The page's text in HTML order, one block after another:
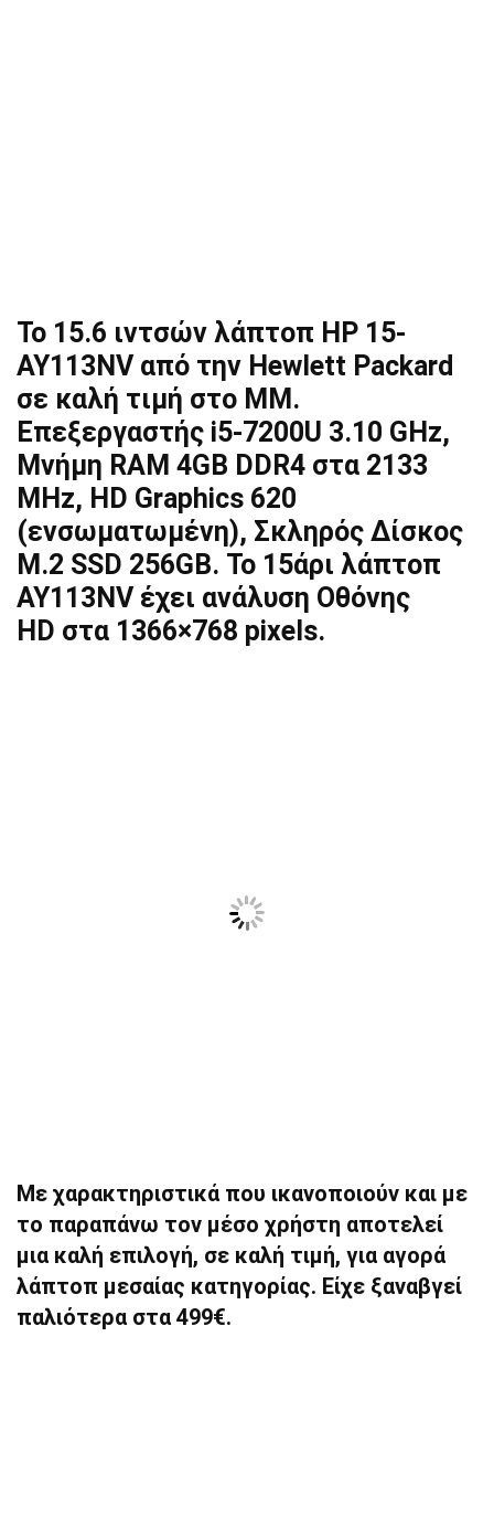
Το 15.6 ιντσών λάπτοπ HP 15-
AY113NV από την Hewlett Packard
σε καλή τιμή στο MM.
Επεξεργαστής i5-7200U 3.10 GHz,
Μνήμη RAM 4GB DDR4 στα 2133
MHz, HD Graphics 620
(ενσωματωμένη), Σκληρός Δίσκος
Μ.2 SSD 256GB. Το 15άρι λάπτοπ
AY113NV έχει ανάλυση Οθόνης
HD στα 1366×768 pixels.
Με χαρακτηριστικά που ικανοποιούν και με
το παραπάνω τον μέσο χρήστη αποτελεί
μια καλή επιλογή, σε καλή τιμή, για αγορά
λάπτοπ μεσαίας κατηγορίας. Είχε ξαναβγεί
παλιότερα στα 499€.